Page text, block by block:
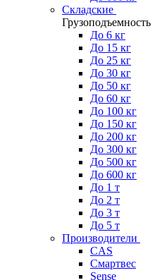
Складские
Грузоподъемность
До 6 кг
До 15 кг
До 25 кг
До 30 кг
До 50 кг
До 60 кг
До 100 кг
До 150 кг
До 200 кг
До 300 кг
До 500 кг
До 600 кг
До 1 т
До 2 т
До 3 т
До 5 т
Производители
CAS
Смартвес
Sense